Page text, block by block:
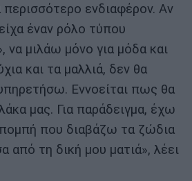
ενδιαφέρον. Αν
έναν ρόλο τύπου
να μιλάω μόνο για μόδα και
και τα μαλλιά, δεν θα
Εννοείται πως θα
μας. Για παράδειγμα, έχω
που διαβάζω τα ζώδια
από τη δική μου ματιά», λέει